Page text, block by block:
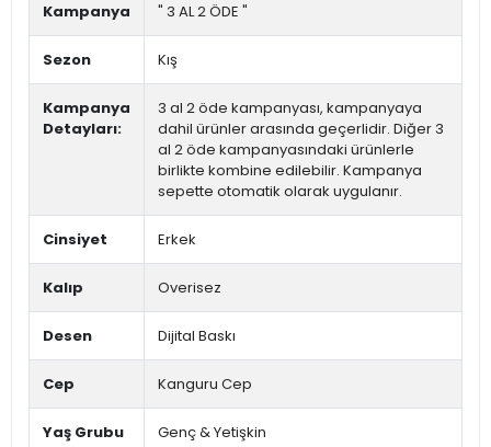
Kampanya " 3 AL 2 ÖDE "
Sezon Kış
Kampanya
Detayları:
3 al 2 öde kampanyası, kampanyaya
dahil ürünler arasında geçerlidir. Diğer 3
al 2 öde kampanyasındaki ürünlerle
birlikte kombine edilebilir. Kampanya
sepette otomatik olarak uygulanır.
Cinsiyet Erkek
Kalıp Overisez
Desen Dijital Baskı
Cep Kanguru Cep
Yaş Grubu Genç & Yetişkin